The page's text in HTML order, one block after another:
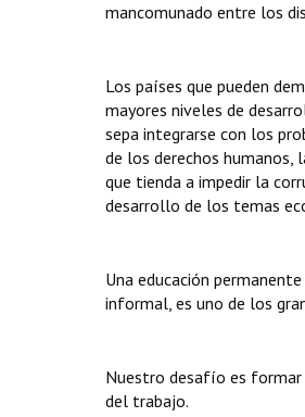
mancomunado entre los
Los países que pueden
mayores niveles de
sepa integrarse con los
de los derechos humanos,
que tienda a impedir la
desarrollo de los temas
Una educación
informal, es uno de los
Nuestro desafío es formar
del trabajo.